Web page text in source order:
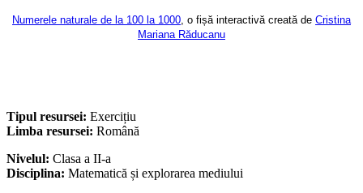
Numerele naturale de la 100 la 1000, o fișă interactivă creată de Cristina
Mariana Răducanu
Tipul resursei: Exercițiu
Limba resursei: Română
Nivelul: Clasa a II-a
Disciplina: Matematică și explorarea mediului